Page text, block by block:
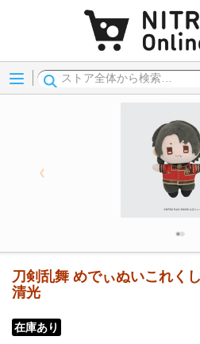
Menu
刀剣乱舞 めでぃぬいこれく
清光
在庫あり